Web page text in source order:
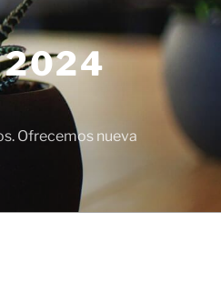
2024
Ofrecemos nueva